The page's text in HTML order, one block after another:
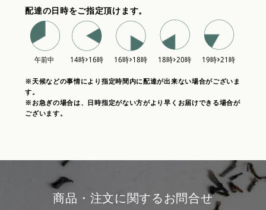
配達の日時をご指定頂けます。
※天候などの事情により指定時間内に配達が出来ない場合がございま
す。
※お急ぎの場合は、日時指定がない方がより早くお届けできる場合が
ございます。
商品・注文に関するお問合せ